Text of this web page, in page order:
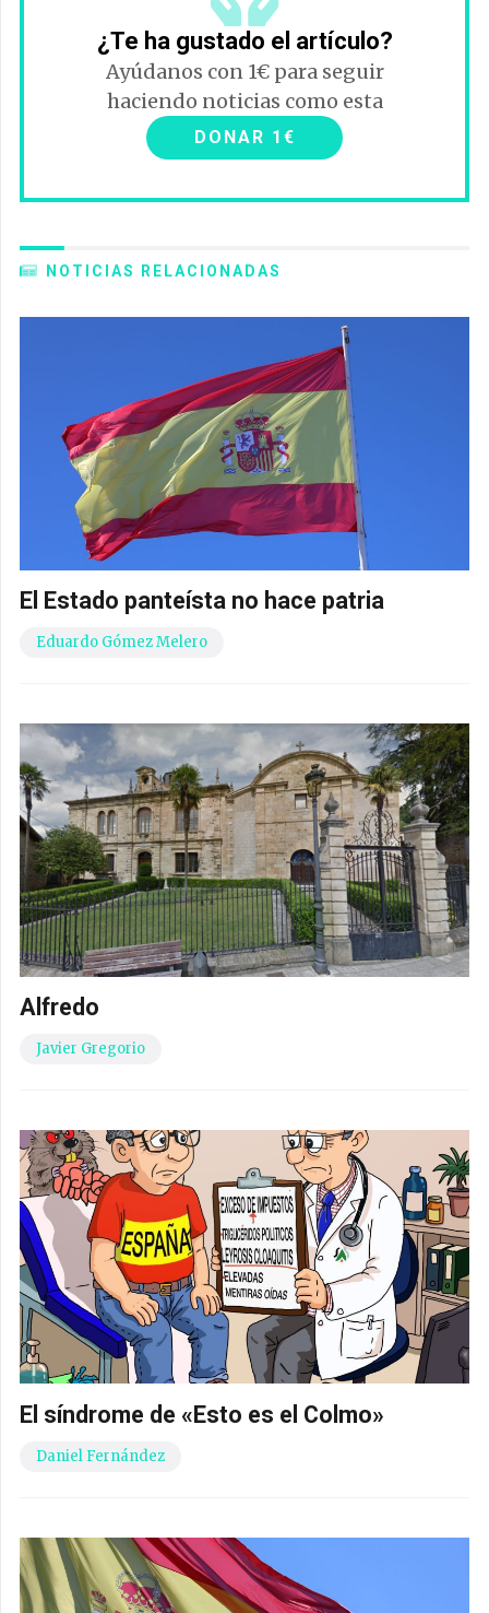
¿Te ha gustado el artículo?
Ayúdanos con 1€ para seguir
haciendo noticias como esta
DONAR 1€
NOTICIAS RELACIONADAS
El Estado panteísta no hace patria
Eduardo Gómez Melero
Alfredo
Javier Gregorio
El síndrome de «Esto es el Colmo»
Daniel Fernández